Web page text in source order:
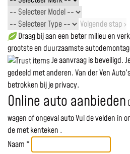
Volgende stap ›
Draag bij aan een beter milieu en
grootste en duurzaamste
Je aanvraag is beveiligd.
gedeeld met anderen. Van der Ven
betrokken bij je privacy.
Online auto aanbieden
wagen of ongeval autoVul de velden in
demet kenteken .
Naam *